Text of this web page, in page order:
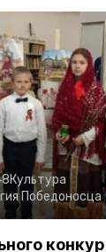
Культура
Победоносца